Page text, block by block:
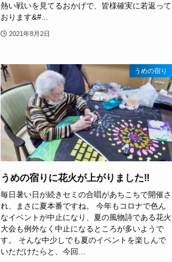
熱い戦いを見てるおかげで、皆様確実に若返って
おります&#...
2021年8月2日
うめの宿り
うめの宿りに花火が上がりました‼️
毎日暑い日が続きセミの合唱があちこちで開催さ
れ、まさに夏本番ですね。 今年もコロナで色ん
なイベントが中止になり、夏の風物詩である花火
大会も例外なく中止になるところが多いようで
す。 そんな中少しでも夏のイベントを楽しんで
いただけたらと、今回...